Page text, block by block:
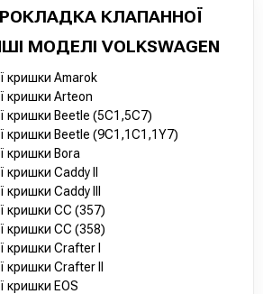
КЛАПАННОЇ
МОДЕЛІ VOLKSWAGEN
кришки Amarok
кришки Arteon
кришки Beetle (5C1,5C7)
кришки Beetle (9C1,1C1,1Y7)
кришки Bora
кришки Caddy II
кришки Caddy III
кришки CC (357)
кришки CC (358)
кришки Crafter I
кришки Crafter II
кришки EOS